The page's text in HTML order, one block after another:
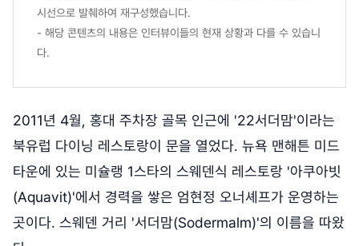
시선으로 발췌하여 재구성했습니다.
- 해당 콘텐츠의 내용은 인터뷰이들의 현재 상황과 다를 수 있습니
다.
2011년 4월, 홍대 주차장 골목 인근에 '22서더맘'이라는
북유럽 다이닝 레스토랑이 문을 열었다. 뉴욕 맨해튼 미드
타운에 있는 미슐랭 1스타의 스웨덴식 레스토랑 '아쿠아빗
(Aquavit)'에서 경력을 쌓은 엄현정 오너셰프가 운영하는
곳이다. 스웨덴 거리 '서더맘(Sodermalm)'의 이름을 따왔